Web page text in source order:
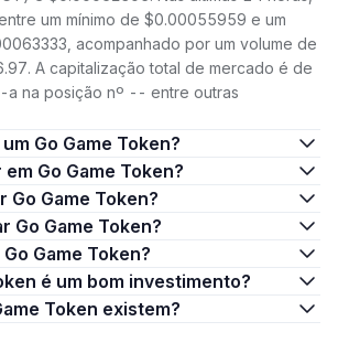
um mínimo de $0.00055959 e um
acompanhado por um volume de
A capitalização total de mercado é de
na posição nº -- entre outras
um Go Game Token?
em Go Game Token?
Go Game Token?
Go Game Token?
Go Game Token?
é um bom investimento?
Token existem?